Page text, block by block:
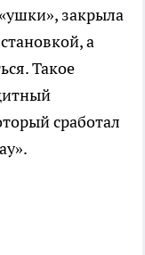
закрыла
а
Такое
сработал